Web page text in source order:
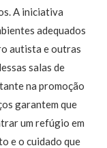
A iniciativa
adequados
autista e outras
salas de
na promoção
garantem que
um refúgio em
e o cuidado que